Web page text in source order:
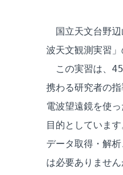
国立天文台野辺
波天文観測実習」
この実習は、45
携わる研究者の
電波望遠鏡を使
目的としていま
データ取得・解
は必要ありませ